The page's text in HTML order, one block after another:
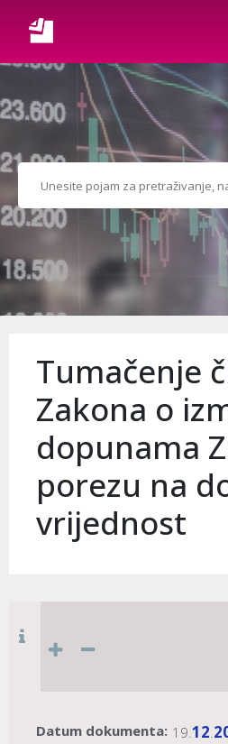
Tumačenje
Zakona o
dopunama
porezu na
vrijednost
Datum dokumenta: 19.12.